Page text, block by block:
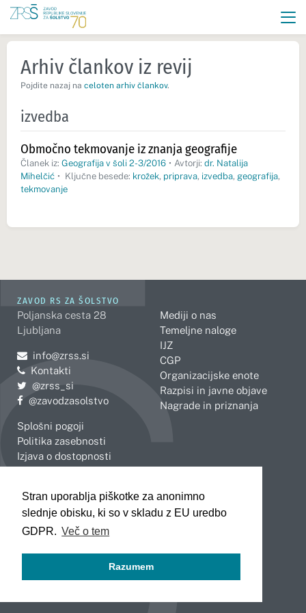
Stran uporablja piškotke za anonimno
slednje obisku, ki so v skladu z EU uredbo
GDPR. Več o tem
Razumem
Arhiv člankov iz revij
Pojdite nazaj na celoten arhiv člankov.
izvedba
Območno tekmovanje iz znanja geografije
Članek iz: Geografija v šoli 2-3/2016 • Avtorji: dr. Natalija
Mihelčić • Ključne besede: krožek, priprava, izvedba, geografija,
tekmovanje
ZAVOD RS ZA ŠOLSTVO
Poljanska cesta 28
Ljubljana
Pošljite e-mail na
info@zrss.si
Kontakti
Pojdite na Twitter:
@zrss_si
Pojdite na Facebook:
@zavodzasolstvo
Splošni pogoji
Politika zasebnosti
Izjava o dostopnosti
Mediji o nas
Temeljne naloge
IJZ
CGP
Organizacijske enote
Razpisi in javne objave
Nagrade in priznanja
Celje
Koper
Kranj
Novo mesto
Slovenj Gradec